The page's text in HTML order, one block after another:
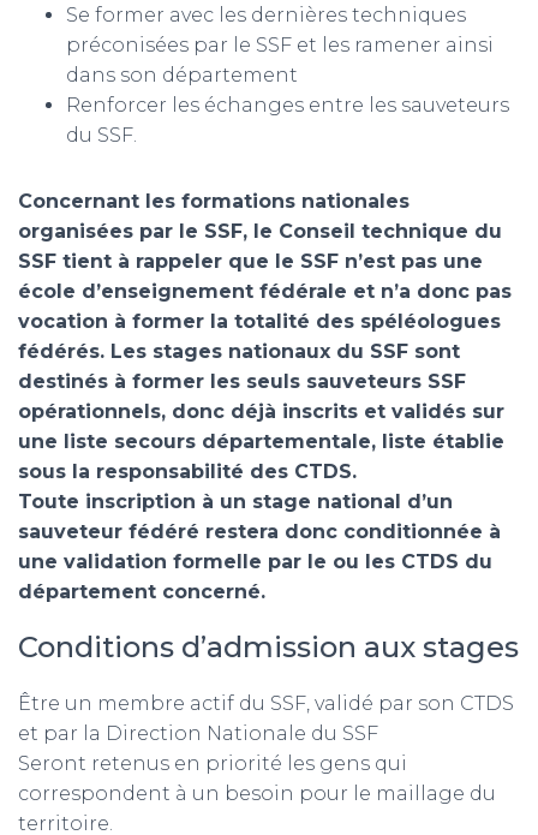
m
Se former avec les dernières techniques
préconisées par le SSF et les ramener ainsi
dans son département
Renforcer les échanges entre les sauveteurs
du SSF.
Concernant les formations nationales
organisées par le SSF, le Conseil technique du
SSF tient à rappeler que le SSF n’est pas une
école d’enseignement fédérale et n’a donc pas
vocation à former la totalité des spéléologues
fédérés. Les stages nationaux du SSF sont
destinés à former les seuls sauveteurs SSF
opérationnels, donc déjà inscrits et validés sur
une liste secours départementale, liste établie
sous la responsabilité des CTDS.
Toute inscription à un stage national d’un
sauveteur fédéré restera donc conditionnée à
une validation formelle par le ou les CTDS du
département concerné.
Conditions d’admission aux stages
Être un membre actif du SSF, validé par son CTDS
et par la Direction Nationale du SSF
Seront retenus en priorité les gens qui
correspondent à un besoin pour le maillage du
territoire.